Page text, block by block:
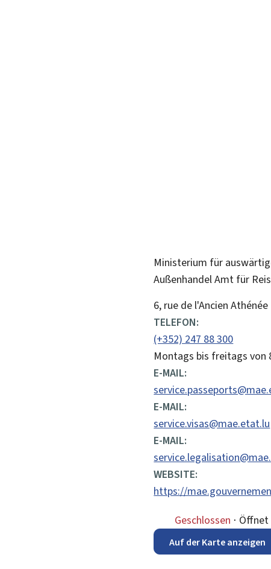
Ministerium für
AußenhandelAmt für
ADRESSE:
6, rue de l'Ancien Athénée
TELEFON:
(+352) 247 88 300
Montags bis freitags von
E-MAIL:
E-MAIL:
service.visas@mae.etat.lu
E-MAIL:
WEBSITE:
https://
Geschlossen ⋅
Auf der Karte anzeigen